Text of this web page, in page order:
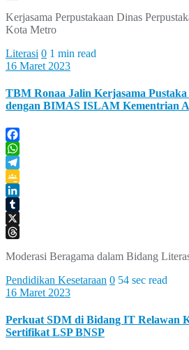
Kerjasama Perpustakaan Dinas
Kota Metro
Literasi 0 1 min read
16 Maret 2023
TBM Ronaa Jalin Kerjasama Pustaka
dengan BIMAS ISLAM Kementrian
Facebook
WhatsApp
Telegram
Google
Classroom
LinkedIn
Tumblr
X
Moderasi Beragama dalam Bidang
Pendidikan Kesetaraan 0 54 sec read
16 Maret 2023
Perkuat SDM di Bidang IT Relawan
Sertifikat LSP BNSP